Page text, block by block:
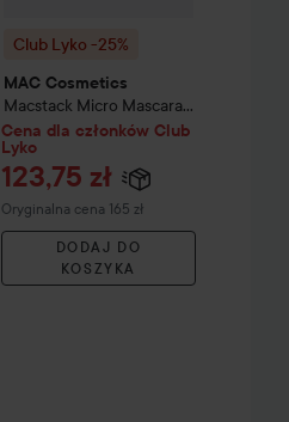
Club Lyko -25%
MAC Cosmetics
Macstack Micro Mascara
Black Stack
Cena dla członków Club
Lyko
123,75 zł
Oryginalna cena 165 zł
Cena regularna 165 zł
DODAJ DO
KOSZYKA